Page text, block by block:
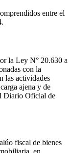
entre el
la Ley N° 20.630 a
con la
las actividades
ajena y de
Diario Oficial de
fiscal de bienes